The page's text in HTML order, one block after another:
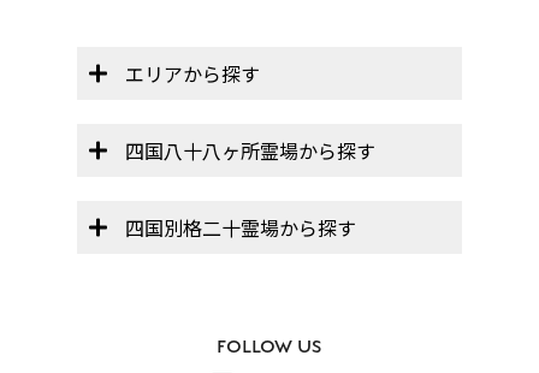
エリアから探す
四国八十八ヶ所霊場から探す
四国別格二十霊場から探す
FOLLOW US